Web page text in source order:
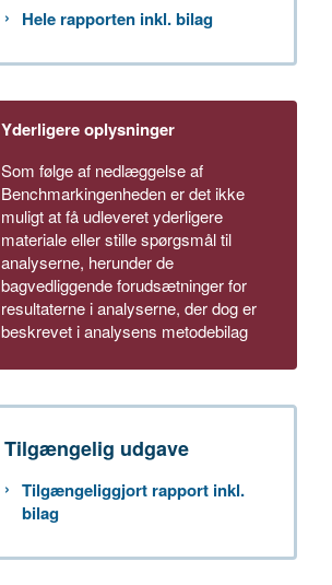
Hele rapporten inkl. bilag
Yderligere oplysninger
Som følge af nedlæggelse af
Benchmarkingenheden er det ikke
muligt at få udleveret yderligere
materiale eller stille spørgsmål til
analyserne, herunder de
bagvedliggende forudsætninger for
resultaterne i analyserne, der dog er
beskrevet i analysens metodebilag
Tilgængelig udgave
Tilgængeliggjort rapport inkl.
bilag